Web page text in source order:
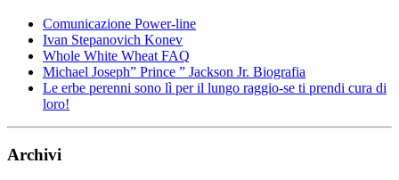
Comunicazione Power-line
Ivan Stepanovich Konev
Whole White Wheat FAQ
Michael Joseph” Prince ” Jackson Jr. Biografia
Le erbe perenni sono lì per il lungo raggio-se ti prendi cura di
loro!
Archivi